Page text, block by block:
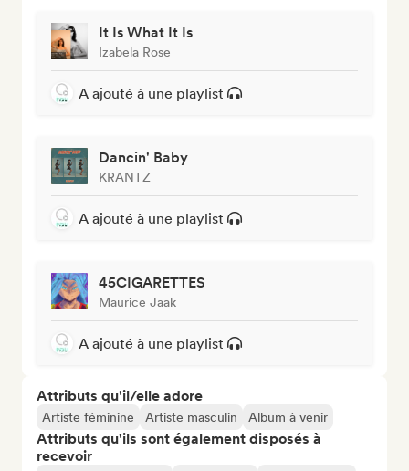
It Is What It Is
Izabela Rose
A ajouté à une playlist
Dancin' Baby
KRANTZ
A ajouté à une playlist
45CIGARETTES
Maurice Jaak
A ajouté à une playlist
Attributs qu'il/elle adore
Artiste féminine Artiste masculin Album à venir
Attributs qu'ils sont également disposés à
recevoir